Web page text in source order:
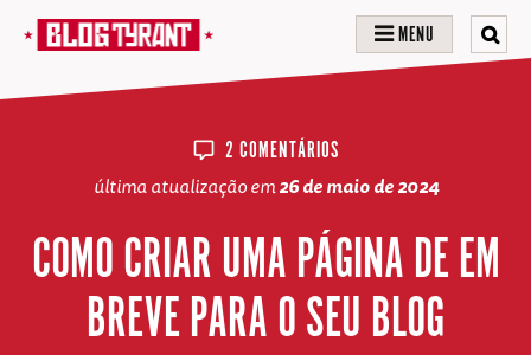
MENU
2 COMENTÁRIOS
última atualização em26 de maio de 2024
COMO CRIAR UMA PÁGINA DE EM
BREVE PARA O SEU BLOG